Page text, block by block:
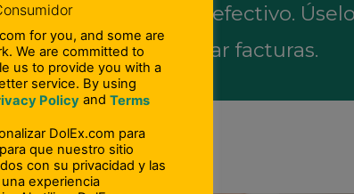
y conveniente al efectivo.
o incluso pagar facturas.
DE TI
for you, and some are
We are committed to
us to provide you with a
service. By using
Policy and Terms
DolEx.com para
que nuestro sitio
con su privacidad y las
experiencia